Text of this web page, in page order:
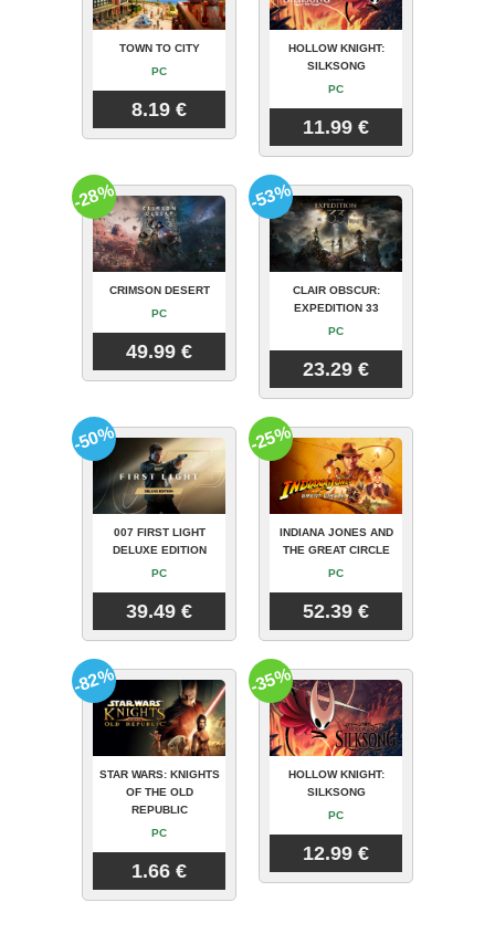
TOWN TO CITY
PC
8.19 €
HOLLOW KNIGHT:
SILKSONG
PC
11.99 €
CRIMSON DESERT
PC
49.99 €
-28%
CLAIR OBSCUR:
EXPEDITION 33
PC
23.29 €
-53%
007 FIRST LIGHT
DELUXE EDITION
PC
39.49 €
-50%
INDIANA JONES AND
THE GREAT CIRCLE
PC
52.39 €
-25%
STAR WARS: KNIGHTS
OF THE OLD
REPUBLIC
PC
1.66 €
-82%
HOLLOW KNIGHT:
SILKSONG
PC
12.99 €
-35%